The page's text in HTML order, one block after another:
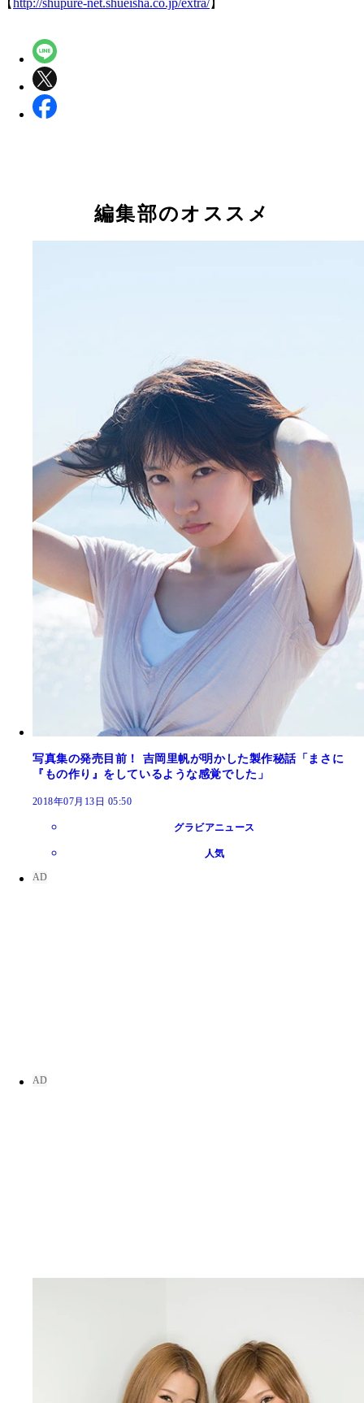
編集部のオススメ
写真集の発売目前！ 吉岡里帆が明かした製作秘話「まさに
『もの作り』をしているような感覚でした」
2018年07月13日 05:50
グラビアニュース
人気